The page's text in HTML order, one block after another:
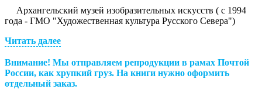
Архангельский музей изобразительных искусств ( с 1994
года - ГМО "Художественная культура Русского Севера")
Читать далее
Внимание! Мы отправляем репродукции в рамах Почтой
России, как хрупкий груз. На книги нужно оформить
отдельный заказ.